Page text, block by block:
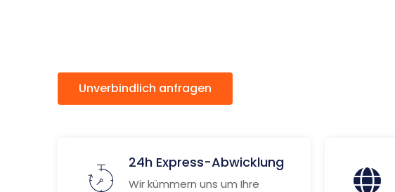
Unverbindlich anfragen
24h Express-Abwicklung
Wir kümmern uns um Ihre